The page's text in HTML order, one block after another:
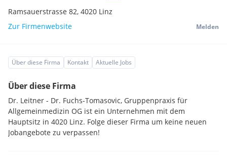
Ramsauerstrasse 82, 4020 Linz
Zur Firmenwebsite
Melden
Über diese Firma Kontakt Aktuelle Jobs
Über diese Firma
Dr. Leitner - Dr. Fuchs-Tomasovic, Gruppenpraxis für
Allgemeinmedizin OG ist ein Unternehmen mit dem
Hauptsitz in 4020 Linz. Folge dieser Firma um keine neuen
Jobangebote zu verpassen!